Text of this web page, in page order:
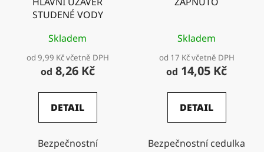
STUDENÉ VODY
Skladem
od 9,99 Kč včetně DPH
od 8,26 Kč
DETAIL
Bezpečnostní
Skladem
od 17 Kč včetně DPH
od 14,05 Kč
DETAIL
Bezpečnostní cedulka